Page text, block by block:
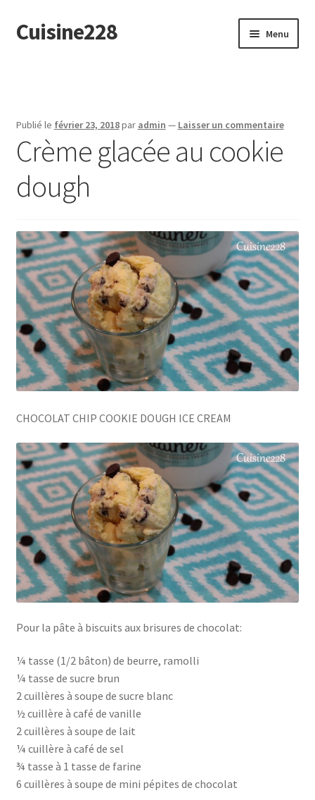
Aller
à
Aller
au
Cuisine228 Menu
Publié le février 23, 2018par admin — Laisser un commentaire
Crème glacée au cookie
dough
CHOCOLAT CHIP COOKIE DOUGH ICE CREAM
Pour la pâte à biscuits aux brisures de chocolat:
¼ tasse (1/2 bâton) de beurre, ramolli
¼ tasse de sucre brun
2 cuillères à soupe de sucre blanc
½ cuillère à café de vanille
2 cuillères à soupe de lait
¼ cuillère à café de sel
¾ tasse à 1 tasse de farine
6 cuillères à soupe de mini pépites de chocolat